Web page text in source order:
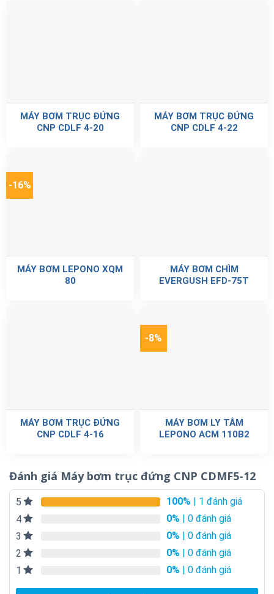
MÁY BƠM TRỤC ĐỨNG
CNP CDLF 4-20
MÁY BƠM TRỤC ĐỨNG
CNP CDLF 4-22
-16%
MÁY BƠM LEPONO XQM
80
MÁY BƠM CHÌM
EVERGUSH EFD-75T
MÁY BƠM TRỤC ĐỨNG
CNP CDLF 4-16
-8%
MÁY BƠM LY TÂM
LEPONO ACM 110B2
Đánh giá Máy bơm trục đứng CNP CDMF5-12
5 100% | 1 đánh giá
4
0% | 0 đánh giá
3
0% | 0 đánh giá
2
0% | 0 đánh giá
1
0% | 0 đánh giá